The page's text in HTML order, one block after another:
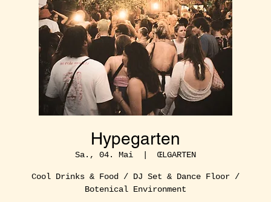
Hypegarten
Sa., 04. Mai
  |
ŒLGARTEN
Cool Drinks & Food / DJ Set & Dance Floor /
Botenical Environment